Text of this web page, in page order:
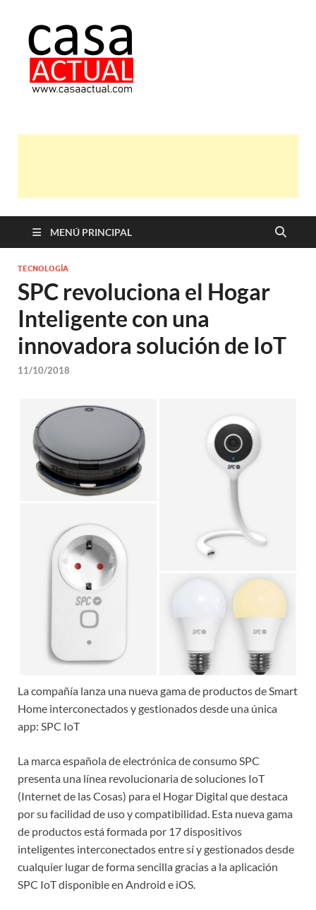
MENÚ PRINCIPAL
TECNOLOGÍA
SPC revoluciona el Hogar
Inteligente con una
innovadora solución de IoT
11/10/2018
La compañía lanza una nueva gama de productos de Smart
Home interconectados y gestionados desde una única
app: SPC IoT
La marca española de electrónica de consumo SPC
presenta una línea revolucionaria de soluciones IoT
(Internet de las Cosas) para el Hogar Digital que destaca
por su facilidad de uso y compatibilidad. Esta nueva gama
de productos está formada por 17 dispositivos
inteligentes interconectados entre sí y gestionados desde
cualquier lugar de forma sencilla gracias a la aplicación
SPC IoT disponible en Android e iOS.